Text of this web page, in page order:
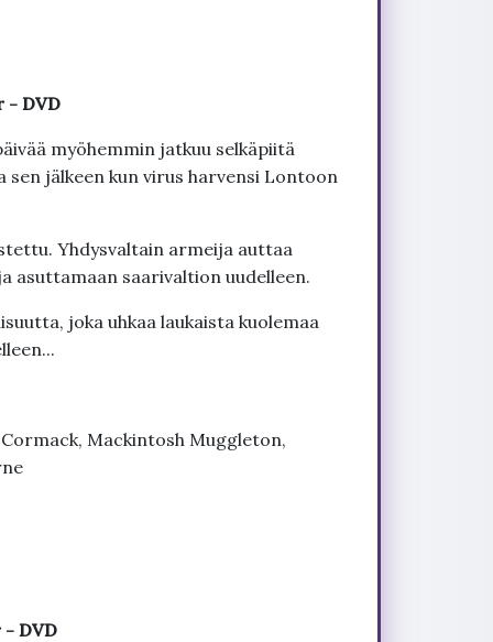
- DVD
myöhemmin jatkuu selkäpiitä
sen jälkeen kun virus harvensi Lontoon
Yhdysvaltain armeija auttaa
asuttamaan saarivaltion uudelleen.
joka uhkaa laukaista kuolemaa
Mackintosh Muggleton,
DVD